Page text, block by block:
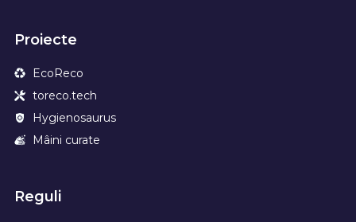
Proiecte
EcoReco
toreco.tech
Hygienosaurus
Mâini curate
Reguli